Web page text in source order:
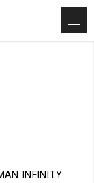
INFINITY